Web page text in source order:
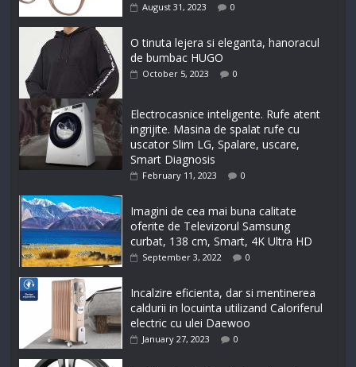
August 31, 2023 0
O tinuta lejera si eleganta, hanoracul
de bumbac HUGO
October 5, 2023 0
Electrocasnice inteligente. Rufe atent
ingrijite. Masina de spalat rufe cu
uscator Slim LG, Spalare, uscare,
Smart Diagnosis
February 11, 2023 0
Imagini de cea mai buna calitate
oferite de Televizorul Samsung
curbat, 138 cm, Smart, 4K Ultra HD
September 3, 2022 0
Incalzire eficienta, dar si mentinerea
caldurii in locuinta utilizand Caloriferul
electric cu ulei Daewoo
January 27, 2023 0